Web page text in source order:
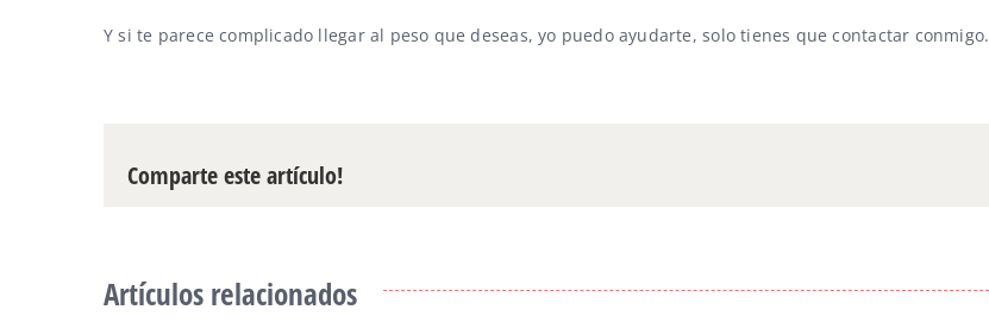
Y si te parece complicado llegar al peso que deseas, yo puedo ayudarte, solo tienes que contactar conmigo.
Comparte este artículo!
Artículos relacionados